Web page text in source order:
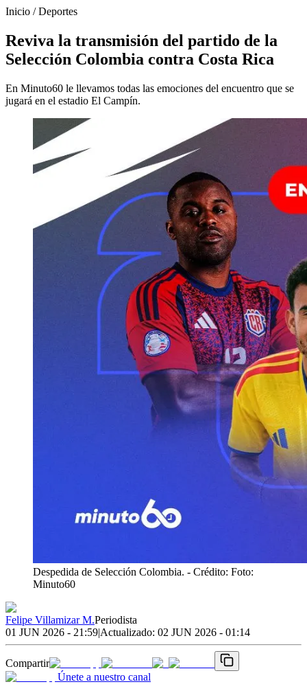
Inicio /Deportes
Reviva la transmisión del partido de la
Selección Colombia contra Costa Rica
En Minuto60 le llevamos todas las emociones del encuentro que se
jugará en el estadio El Campín.
Despedida de Selección Colombia. - Crédito: Foto:
Minuto60
Felipe Villamizar M.Periodista
01 JUN 2026 - 21:59|Actualizado: 02 JUN 2026 - 01:14
Compartir
Únete a nuestro canal